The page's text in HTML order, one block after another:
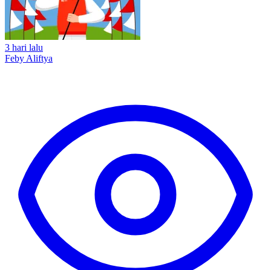
3 hari lalu
Feby Aliftya